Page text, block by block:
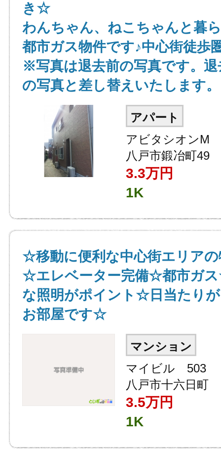
き☆
わんちゃん、ねこちゃんと暮
都市ガス物件です♪中心街徒歩
※写真は退去前の写真です。退
の写真と差し替えいたします。
アパート
アビタシオンM
八戸市鍛冶町49
3.3万円
1K
☆移動に便利な中心街エリア
☆エレベーター完備☆都市ガ
な照明がポイント☆日当たり
お部屋です☆
マンション
マイビル 503
八戸市十六日町
3.5万円
1K